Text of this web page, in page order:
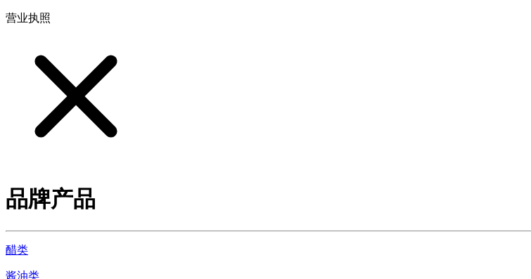
营业执照
品牌产品
醋类
酱油类